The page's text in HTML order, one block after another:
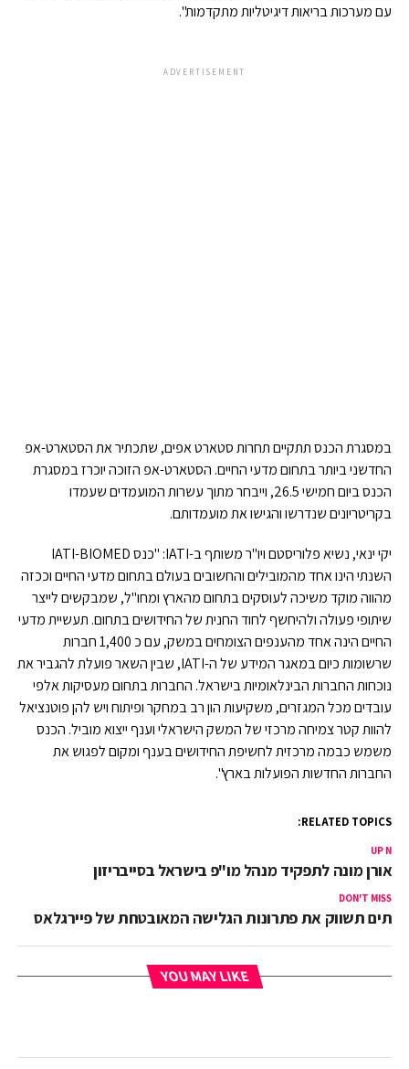
עם מערכות בריאות דיגיטליות מתקדמות".
ADVERTISEMENT
במסגרת הכנס תתקיים תחרות סטארט אפים, שתכתיר את הסטארט-אפ
החדשני ביותר בתחום מדעי החיים. הסטארט-אפ הזוכה יוכרז במסגרת
הכנס ביום חמישי 26.5, וייבחר מתוך עשרות המועמדים שעמדו
בקריטריונים שנדרשו והגישו את מועמדותם.
יקי ינאי, נשיא פלוריסטם ויו"ר משותף ב-IATI: "כנס IATI-BIOMED
השנתי הינו אחד מהמובילים והחשובים בעולם בתחום מדעי החיים וככזה
מהווה מוקד משיכה לעוסקים בתחום מהארץ ומחו"ל, שמבקשים לייצר
שיתופי פעולה ולהיחשף לחוד החנית של החידושים בתחום. תעשיית מדעי
החיים הינה אחד מהענפים הצומחים במשק, עם כ 1,400 חברות
שרשומות כיום במאגר המידע של ה-IATI, שבין השאר פועלת להגביר את
נוכחות החברות הבינלאומיות בישראל. החברות בתחום מעסיקות אלפי
עובדים מכל המגזרים, משקיעות הון רב במחקר ופיתוח ויש להן פוטנציאל
להוות קטר צמיחה מרכזי של המשק הישראלי וענף ייצוא מוביל. הכנס
משמש כבמה מרכזית לחשיפת החידושים בענף ומקום לפגוש את
החברות החדשות הפועלות בארץ".
RELATED TOPICS:
UP
אורן מונה לתפקיד מנהל מו"פ בישראל בסייבריזון
DON'T MISS
תים תשווק את פתרונות הגלישה המאובטחת של פיירגלאס
YOU MAY LIKE